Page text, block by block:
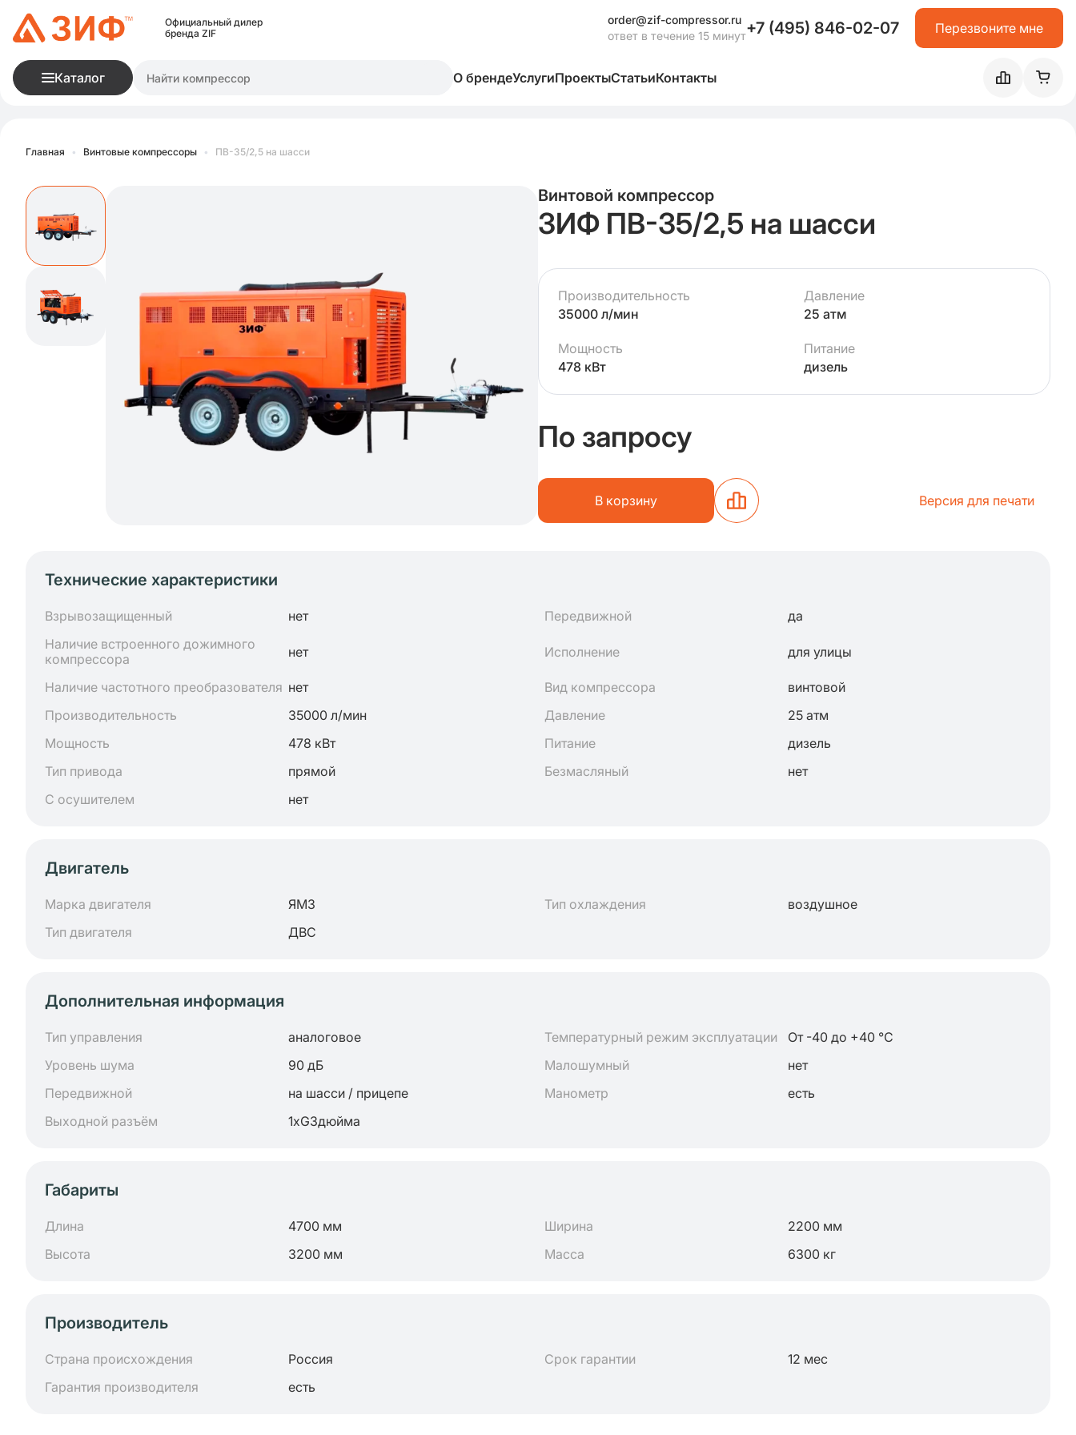
Официальный дилер
бренда ZIF
order@zif-compressor.ru
ответ в течение 15 минут+7 (495) 846-02-07 Перезвоните мне
Каталог О брендеУслугиПроектыСтатьиКонтакты
Главная • Винтовые компрессоры • ПВ-35/2,5 на шасси
Винтовой компрессор
ЗИФ ПВ-35/2,5 на шасси
Производительность
35000 л/мин
Давление
25 атм
Мощность
478 кВт
Питание
дизель
По запросу
В корзину Версия для печати
Технические характеристики
Взрывозащищенный нет Передвижной
да
Наличие встроенного дожимного
компрессора
нет Исполнение для улицы
Наличие частотного преобразователя нет Вид компрессора
винтовой
Производительность
35000 л/мин Давление
25 атм
Мощность
478 кВт Питание
дизель
Тип привода
прямой Безмасляный
нет
С осушителем
нет
Двигатель
Марка двигателя ЯМЗ Тип охлаждения
воздушное
Тип двигателя
ДВС
Дополнительная информация
Тип управления аналоговое Температурный режим эксплуатации
От -40 до +40 °C
Уровень шума
90 дБ Малошумный
нет
Передвижной
на шасси / прицепе Манометр
есть
Выходной разъём
1хG3дюйма
Габариты
Длина 4700 мм Ширина
2200 мм
Высота
3200 мм Масса 6300 кг
Производитель
Страна происхождения Россия Срок гарантии
12 мес
Гарантия производителя
есть